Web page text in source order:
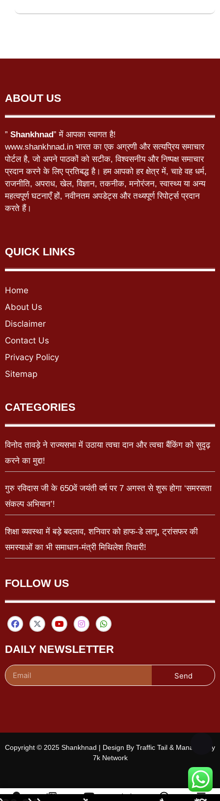
ABOUT US
” Shankhnad” में आपका स्वागत है!
www.shankhnad.in भारत का एक अग्रणी और सत्यप्रिय समाचार
पोर्टल है, जो अपने पाठकों को सटीक, विश्वसनीय और निष्पक्ष समाचार
प्रदान करने के लिए प्रतिबद्ध है। हम आपको हर क्षेत्र में, चाहे वह धर्म,
राजनीति, अपराध, खेल, विज्ञान, तकनीक, मनोरंजन, स्वास्थ्य या अन्य
महत्वपूर्ण घटनाएँ हों, नवीनतम अपडेट्स और तथ्यपूर्ण रिपोर्ट्स प्रदान
करते हैं।
QUICK LINKS
Home
About Us
Disclaimer
Contact Us
Privacy Policy
Sitemap
CATEGORIES
विनोद तावड़े ने राज्यसभा में उठाया त्वचा दान और त्वचा बैंकिंग को सुदृढ़
करने का मुद्दा!
गुरु रविदास जी के 650वें जयंती वर्ष पर 7 अगस्त से शुरू होगा ‘समरसता
संकल्प अभियान’!
शिक्षा व्यवस्था में बड़े बदलाव, शनिवार को हाफ-डे लागू, ट्रांसफर की
समस्याओं का भी समाधान-मंत्री मिथिलेश तिवारी!
FOLLOW US
DAILY NEWSLETTER
Send
Copyright © 2025 Shankhnad | Design By Traffic Tail & Managed By
7k Network